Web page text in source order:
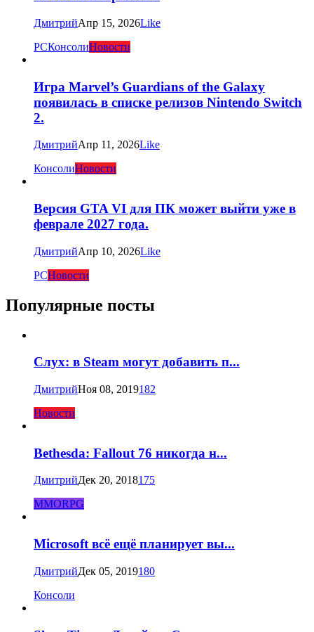
ДмитрийАпр 15, 2026Like
PCКонсолиНовости
Игра Marvel’s Guardians of the Galaxy
появилась в списке релизов Nintendo Switch
2.
ДмитрийАпр 11, 2026Like
КонсолиНовости
Версия GTA VI для ПК может выйти уже в
феврале 2027 года.
ДмитрийАпр 10, 2026Like
PCНовости
Популярные посты
Слух: в Steam могут добавить п...
ДмитрийНоя 08, 2019182
Новости
Bethesda: Fallout 76 никогда н...
ДмитрийДек 20, 2018175
MMORPG
Microsoft всё ещё планирует вы...
ДмитрийДек 05, 2019180
Консоли